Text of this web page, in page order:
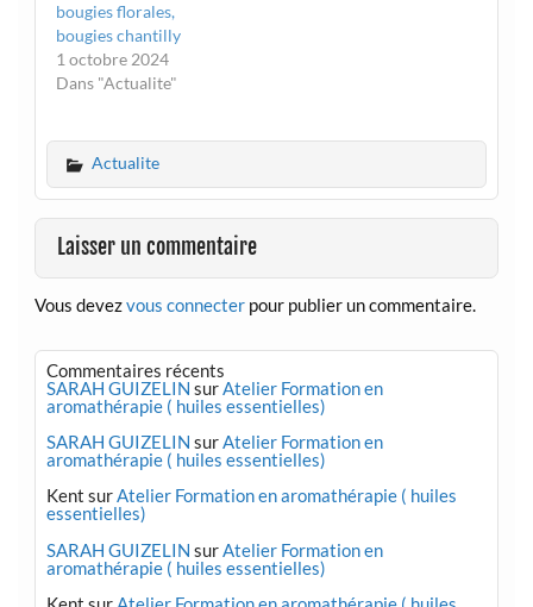
bougies florales,
bougies chantilly
1 octobre 2024
Dans "Actualite"
Actualite
Laisser un commentaire
Vous devezvous connecterpour publier un commentaire.
Commentaires récents
SARAH GUIZELIN surAtelier Formation en
aromathérapie ( huiles essentielles)
SARAH GUIZELIN surAtelier Formation en
aromathérapie ( huiles essentielles)
Kent surAtelier Formation en aromathérapie ( huiles
essentielles)
SARAH GUIZELIN surAtelier Formation en
aromathérapie ( huiles essentielles)